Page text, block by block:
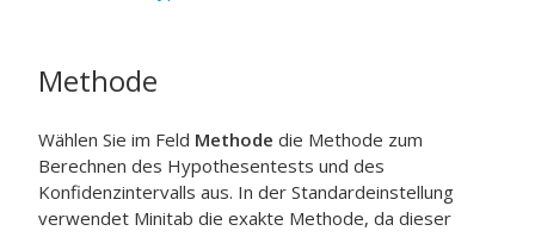
Methode
Wählen Sie im Feld Methode die Methode zum
Berechnen des Hypothesentests und des
Konfidenzintervalls aus. In der Standardeinstellung
verwendet Minitab die exakte Methode, da dieser